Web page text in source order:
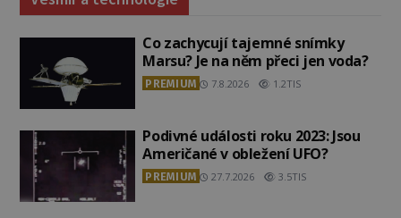
Co zachycují tajemné snímky
Marsu? Je na něm přeci jen voda?
PREMIUM 7.8.2026 1.2TIS
Podivné události roku 2023: Jsou
Američané v obležení UFO?
PREMIUM 27.7.2026 3.5TIS